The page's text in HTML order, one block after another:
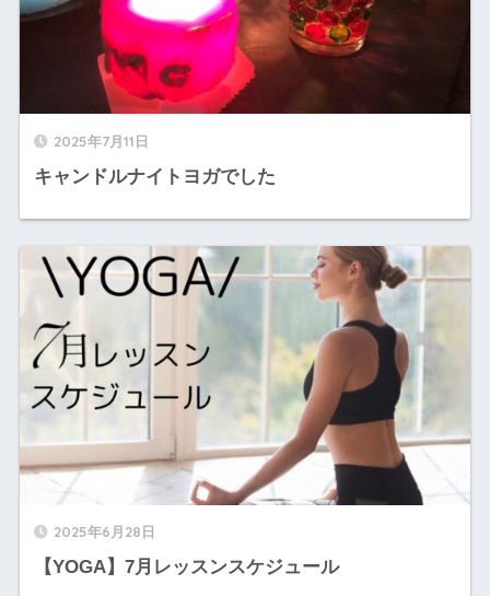
2025年7月11日
キャンドルナイトヨガでした
2025年6月28日
【YOGA】7月レッスンスケジュール